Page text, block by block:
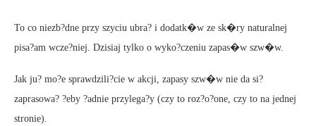
To co niezb?dne przy szyciu ubra? i dodatk�w ze sk�ry naturalnej
pisa?am wcze?niej. Dzisiaj tylko o wyko?czeniu zapas�w szw�w.
Jak ju? mo?e sprawdzili?cie w akcji, zapasy szw�w nie da si?
zaprasowa? ?eby ?adnie przylega?y (czy to roz?o?one, czy to na jednej
stronie).